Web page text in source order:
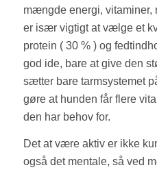
mængde energi, vitaminer,
er især vigtigt at vælge et
protein ( 30 % ) og
god ide, bare at give den
sætter bare tarmsystemet
gøre at hunden får flere
den har behov for.
Det at være aktiv er ikke
også det mentale, så ved